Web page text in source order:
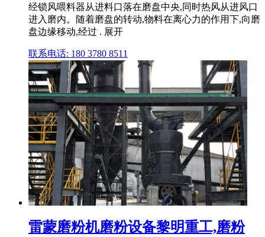
经锁风喂料器从进料口落在磨盘中央,同时热风从进风口
进入磨内。随着磨盘的转动,物料在离心力的作用下,向磨
盘边缘移动,经过 . 展开
联系电话: 180 3780 8511
雷蒙磨粉机磨粉设备黎明重工,磨粉